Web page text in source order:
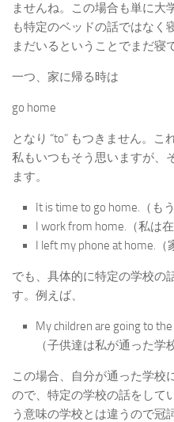
ませんね。この場合も単に大
も特定のベッドの話ではなく
まだいるということでまだ寝
一つ、家に帰る時は
go home
となり “to” もつきません。こ
私もいつもそう思いますが、
ます。
It is time to go home.（も
I work from home.（私は
I left my phone at home.（
でも、具体的に特定の学校の
す。例えば、
My children are going to
（子供達は私が通った学
この場合、自分が通った学校
ので、特定の学校の話をして
う意味の学校とは違うので冠